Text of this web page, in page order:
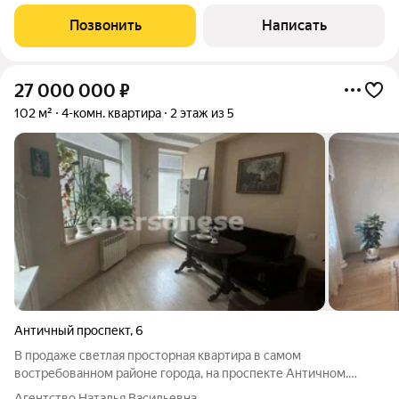
Классический
Позвонить Написать
27 000 000 ₽
102 м² 4-комн. квартира 2 этаж из 5
Античный проспект,6
В продаже светлая просторная квартира в самом
востребованном районе города, на проспекте Античном.
Комфортный второй этаж, что большая редкость для квартир